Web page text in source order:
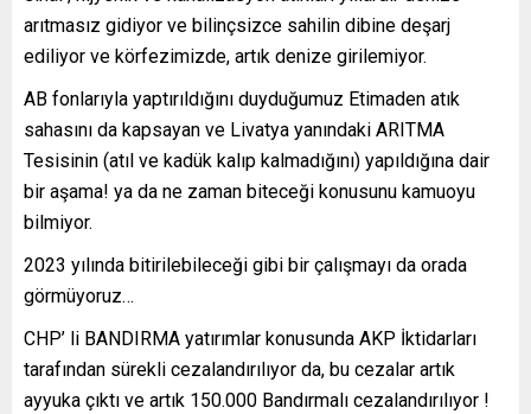
arıtmasız gidiyor ve bilinçsizce sahilin dibine deşarj
ediliyor ve körfezimizde, artık denize girilemiyor.
AB fonlarıyla yaptırıldığını duyduğumuz Etimaden atık
sahasını da kapsayan ve Livatya yanındaki ARITMA
Tesisinin (atıl ve kadük kalıp kalmadığını) yapıldığına dair
bir aşama! ya da ne zaman biteceği konusunu kamuoyu
bilmiyor.
2023 yılında bitirilebileceği gibi bir çalışmayı da orada
görmüyoruz…
CHP’ li BANDIRMA yatırımlar konusunda AKP İktidarları
tarafından sürekli cezalandırılıyor da, bu cezalar artık
ayyuka çıktı ve artık 150.000 Bandırmalı cezalandırılıyor !